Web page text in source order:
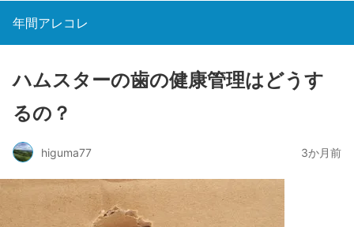
年間アレコレ
ハムスターの歯の健康管理はどうす
るの？
higuma77 3か月前